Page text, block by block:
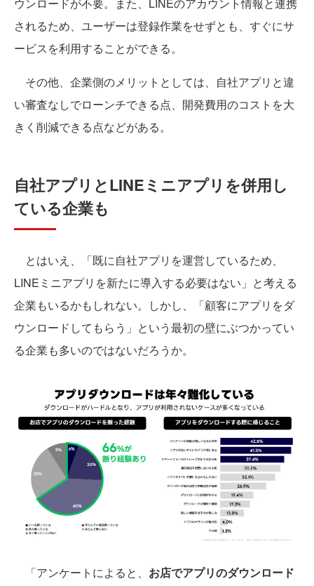
ウンロードが不要。また、LINEのアカウント情報と連携
されるため、ユーザーは登録作業をせずとも、すぐにサ
ービスを利用することができる。
その他、企業側のメリットとしては、自社アプリと違
い審査なしでローンチできる点、開発費用のコストを大
きく削減できる点などがある。
自社アプリとLINEミニアプリを併用し
ている企業も
とはいえ、「既に自社アプリを運営しているため、
LINEミニアプリを新たに導入する必要はない」と考える
企業もいるかもしれない。しかし、「顧客にアプリをダ
ウンロードしてもらう」という最初の壁にぶつかってい
る企業も多いのではないだろうか。
「アンケートによると、 お店でアプリのダウンロード